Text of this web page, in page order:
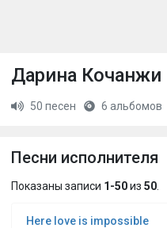
Дарина Кочанжи
50 песен 6 альбомов
Песни исполнителя
Показаны записи 1-50из 50
Here love is impossible